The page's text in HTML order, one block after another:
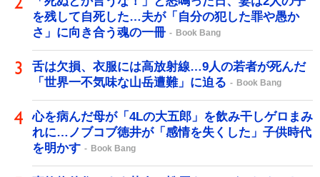
を残して自死した…夫が「自分の犯した罪や愚か
さ」に向き合う魂の一冊
Book Bang
舌は欠損、衣服には高放射線…9人の若者が死んだ
「世界一不気味な山岳遭難」に迫る
Book Bang
心を病んだ母が「4Lの大五郎」を飲み干しゲロまみ
れに…ノブコブ徳井が「感情を失くした」子供時代
を明かす
Book Bang